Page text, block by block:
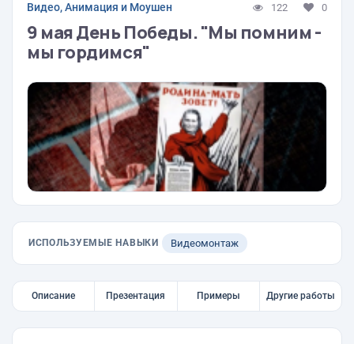
Видео, Анимация и Моушен 122 0
9 мая День Победы. "Мы помним -
мы гордимся"
ИСПОЛЬЗУЕМЫЕ НАВЫКИ Видеомонтаж
Описание Презентация Примеры Другие работы